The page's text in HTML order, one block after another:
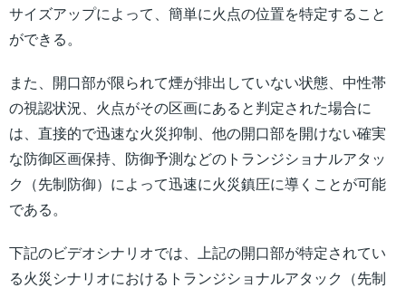
サイズアップによって、簡単に火点の位置を特定すること
ができる。
また、開口部が限られて煙が排出していない状態、中性帯
の視認状況、火点がその区画にあると判定された場合に
は、直接的で迅速な火災抑制、他の開口部を開けない確実
な防御区画保持、防御予測などのトランジショナルアタッ
ク（先制防御）によって迅速に火災鎮圧に導くことが可能
である。
下記のビデオシナリオでは、上記の開口部が特定されてい
る火災シナリオにおけるトランジショナルアタック（先制